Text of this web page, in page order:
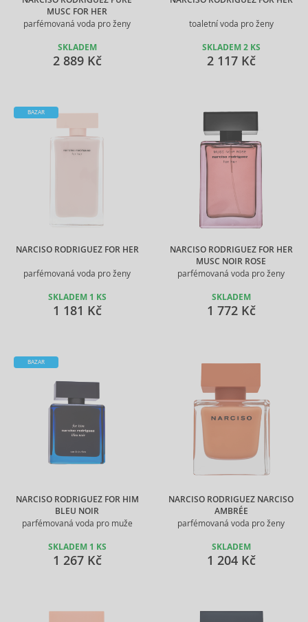
MUSC FOR HER
parfémovaná voda pro ženy
SKLADEM
2 889 Kč
toaletní voda pro ženy
SKLADEM 2 KS
2 117 Kč
NARCISO RODRIGUEZ FOR HER
parfémovaná voda pro ženy
BAZAR
SKLADEM 1 KS
1 181 Kč
NARCISO RODRIGUEZ FOR HER
MUSC NOIR ROSE
parfémovaná voda pro ženy
SKLADEM
1 772 Kč
NARCISO RODRIGUEZ FOR HIM
BLEU NOIR
parfémovaná voda pro muže
BAZAR
SKLADEM 1 KS
1 267 Kč
NARCISO RODRIGUEZ NARCISO
AMBRÉE
parfémovaná voda pro ženy
SKLADEM
1 204 Kč